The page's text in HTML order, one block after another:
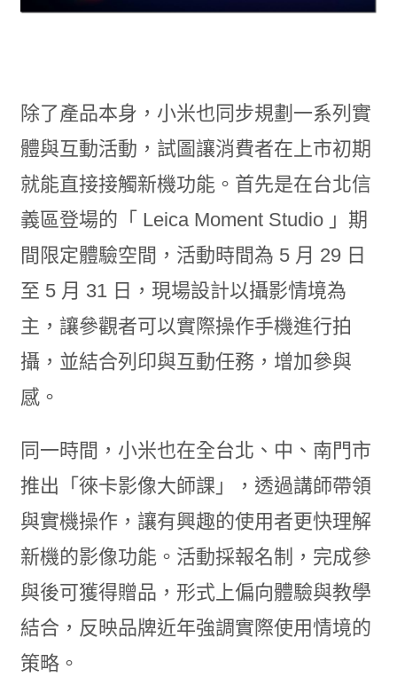
除了產品本身，小米也同步規劃一系列實
體與互動活動，試圖讓消費者在上市初期
就能直接接觸新機功能。首先是在台北信
義區登場的「 Leica Moment Studio 」期
間限定體驗空間，活動時間為 5 月 29 日
至 5 月 31 日，現場設計以攝影情境為
主，讓參觀者可以實際操作手機進行拍
攝，並結合列印與互動任務，增加參與
感。
同一時間，小米也在全台北、中、南門市
推出「徠卡影像大師課」，透過講師帶領
與實機操作，讓有興趣的使用者更快理解
新機的影像功能。活動採報名制，完成參
與後可獲得贈品，形式上偏向體驗與教學
結合，反映品牌近年強調實際使用情境的
策略。